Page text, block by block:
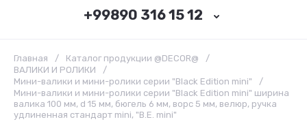
+99890 316 15 12
Главная / Каталог продукции @DECOR@
/
ВАЛИКИ И РОЛИКИ
/
Мини-валики и мини-ролики серии "Black Edition mini"
/
Мини-валики и мини-ролики серии "Black Edition mini" ширина
валика 100 мм, d 15 мм, бюгель 6 мм, ворс 5 мм, велюр, ручка
удлиненная стандарт mini, "В.Е. mini"